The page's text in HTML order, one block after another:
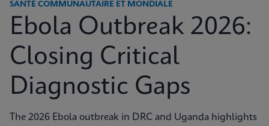
SANTÉ COMMUNAUTAIRE ET MONDIALE
Ebola Outbreak 2026:
Closing Critical
Diagnostic Gaps
The 2026 Ebola outbreak in DRC and Uganda highlights